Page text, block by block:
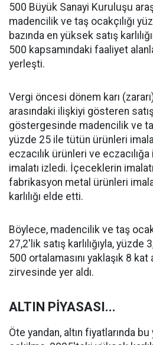
500 Büyük Sanayi Kuruluşu
madencilik ve taş ocakçılığı
bazında en yüksek satış
500 kapsamındaki faaliyet
yerleşti.
Vergi öncesi dönem karı
arasındaki ilişkiyi gösteren satış
göstergesinde madencilik ve
yüzde 25 ile tütün ürünleri
eczacılık ürünleri ve
imalatı izledi. İçeceklerin
fabrikasyon metal ürünleri
karlılığı elde etti.
Böylece, madencilik ve taş
27,2'lik satış karlılığıyla,
500 ortalamasını yaklaşık 8
zirvesinde yer aldı.
ALTIN PİYASASI...
Öte yandan, altın fiyatlarında